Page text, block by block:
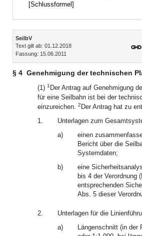
[Schlussformel]
Inhalt
SeilbV
Text gilt ab: 01.12.2018
Fassung: 15.06.2011
§ 4 Genehmigung der technischen
(1) 1 Der Antrag auf Genehmigung
für eine Seilbahn ist bei der
einzureichen. 2 Der Antrag hat zu
1.
Unterlagen zum
a)
einen
Bericht über die
Systemdaten;
b)
eine
bis 4 der Verordnung
entsprechenden
Abs. 5 dieser
2.
Unterlagen für die
a)
Längenschnitt (in der